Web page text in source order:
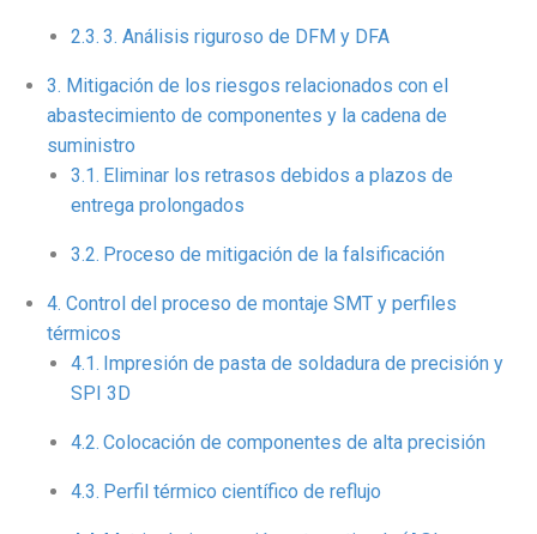
3. Análisis riguroso de DFM y DFA
Mitigación de los riesgos relacionados con el
abastecimiento de componentes y la cadena de
suministro
Eliminar los retrasos debidos a plazos de
entrega prolongados
Proceso de mitigación de la falsificación
Control del proceso de montaje SMT y perfiles
térmicos
Impresión de pasta de soldadura de precisión y
SPI 3D
Colocación de componentes de alta precisión
Perfil térmico científico de reflujo